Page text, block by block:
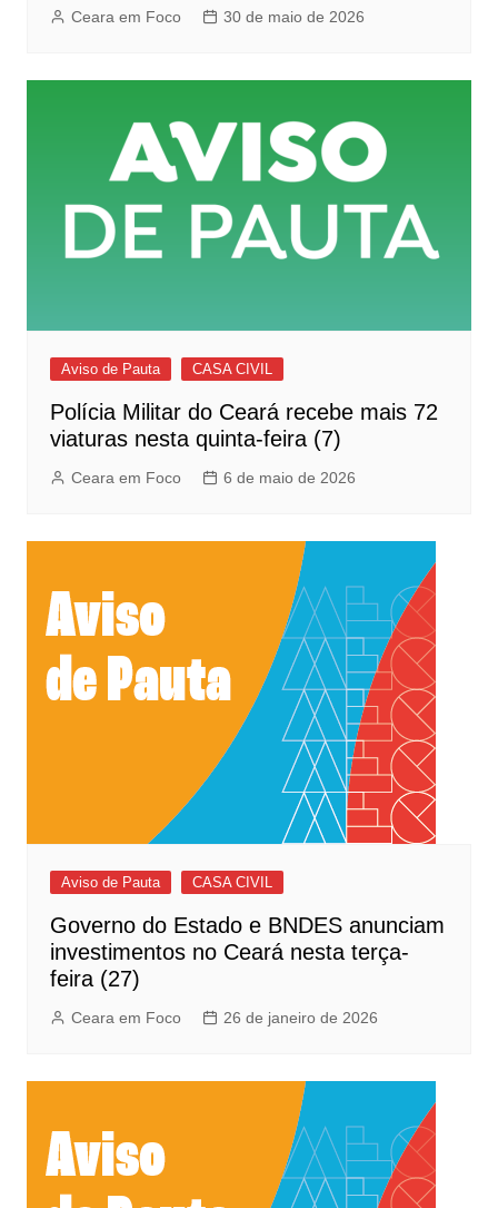
Ceara em Foco 30 de maio de 2026
Aviso de Pauta CASA CIVIL
Polícia Militar do Ceará recebe mais 72
viaturas nesta quinta-feira (7)
Ceara em Foco 6 de maio de 2026
Aviso de Pauta CASA CIVIL
Governo do Estado e BNDES anunciam
investimentos no Ceará nesta terça-
feira (27)
Ceara em Foco 26 de janeiro de 2026